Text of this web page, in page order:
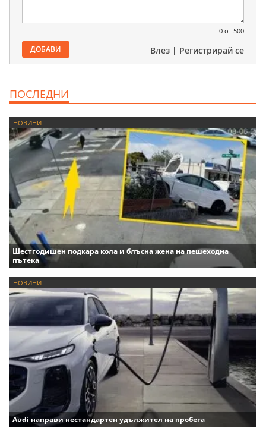
0 от 500
ДОБАВИ Влез | Регистрирай се
ПОСЛЕДНИ
НОВИНИ
Шестгодишен подкара кола и блъсна жена на пешеходна
пътека
НОВИНИ
Audi направи нестандартен удължител на пробега